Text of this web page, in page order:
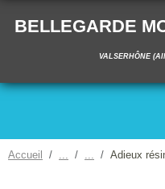
BELLEGARDE
VALSERHÔNE
Accueil Adieux